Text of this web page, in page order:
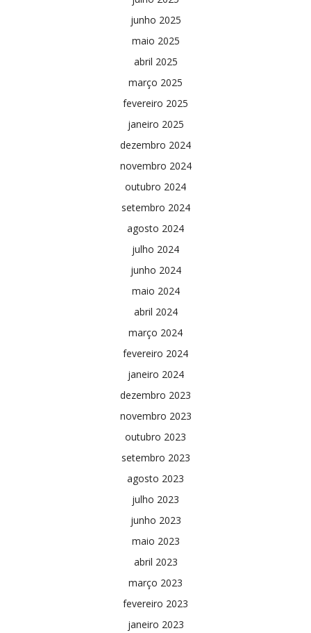
junho 2025
maio 2025
abril 2025
março 2025
fevereiro 2025
janeiro 2025
dezembro 2024
novembro 2024
outubro 2024
setembro 2024
agosto 2024
julho 2024
junho 2024
maio 2024
abril 2024
março 2024
fevereiro 2024
janeiro 2024
dezembro 2023
novembro 2023
outubro 2023
setembro 2023
agosto 2023
julho 2023
junho 2023
maio 2023
abril 2023
março 2023
fevereiro 2023
janeiro 2023